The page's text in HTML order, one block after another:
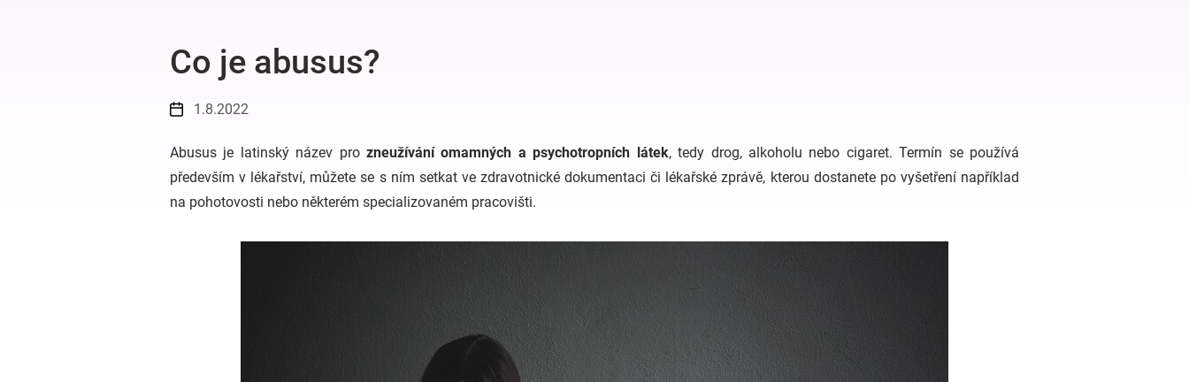
Co je abusus?
1.8.2022
Abusus je latinský název prozneužívání omamných a psychotropních látek, tedy drog, alkoholu nebo cigaret. Termín se používá
především v lékařství, můžete se s ním setkat ve zdravotnické dokumentaci či lékařské zprávě, kterou dostanete po vyšetření například
na pohotovosti nebo některém specializovaném pracovišti.